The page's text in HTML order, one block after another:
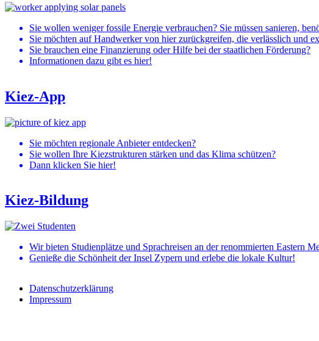
Bild
Sie wollen weniger fossile Energie verbrauchen? Sie müssen sanieren,
Sie möchten auf Handwerker von hier zurückgreifen, die verlässlich und
Sie brauchen eine Finanzierung oder Hilfe bei der staatlichen Förderung?
Informationen dazu gibt es hier!
Kiez-App
Bild
Sie möchten regionale Anbieter entdecken?
Sie wollen Ihre Kiezstrukturen stärken und das Klima schützen?
Dann klicken Sie hier!
Kiez-Bildung
Bild
Wir bieten Studienplätze und Sprachreisen an der renommierten Eastern
Genieße die Schönheit der Insel Zypern und erlebe die lokale Kultur!
Footer
Datenschutzerklärung
Impressum